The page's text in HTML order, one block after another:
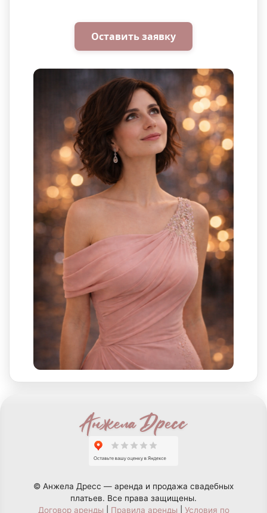
Оставить заявку
© Анжела Дресс — аренда и продажа свадебных
платьев. Все права защищены.
Договор аренды
Правила аренды Условия по